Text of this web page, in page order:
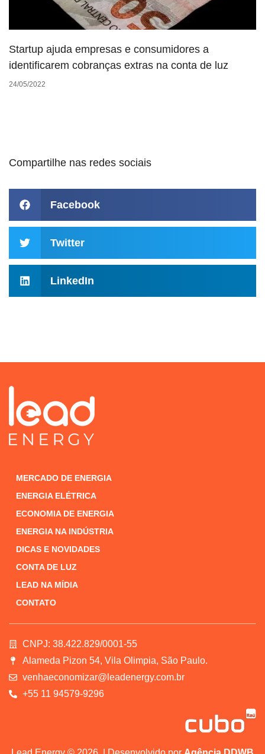
Startup ajuda empresas e consumidores a
identificarem cobranças extras na conta de luz
24/05/2022
Compartilhe nas redes sociais
Facebook
Twitter
LinkedIn
MERCADO DE ENERGIA
ENERGIA ELÉTRICA
ECONOMIA DE ENERGIA
ENERGIA NA INDÚSTRIA
DICAS E NOVIDADES
CONTA DE LUZ
LEAD NA MÍDIA
CONTATO
CNPJ: 38.422.829/0001-55
Alameda Pizon 54, Vila Olimpia, São Paulo.
venhaeconomizar@leadenergy.com.br
+55 11 94579-9296